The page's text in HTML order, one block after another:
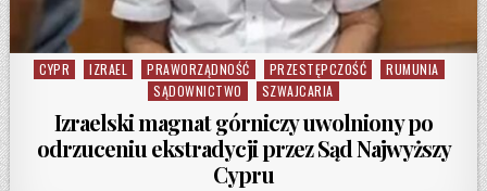
Posted in
CYPR IZRAEL PRAWORZĄDNOŚĆ PRZESTĘPCZOŚĆ
RUMUNIA
SĄDOWNICTWO
SZWAJCARIA
Izraelski magnat górniczy uwolniony po
odrzuceniu ekstradycji przez Sąd Najwyższy
Cypru